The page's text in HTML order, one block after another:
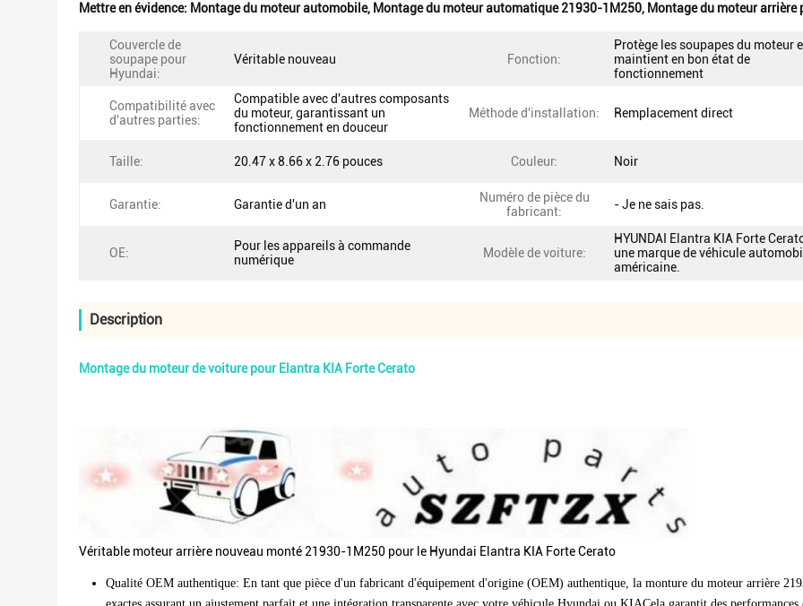
Mettre en évidence: Montage du moteur automobile, Montage du moteur automatique 21930-1M250, Montage du moteur arrière
Couvercle de
soupape pour
Hyundai:
Véritable nouveau Fonction:
Protège les soupapes du moteur
maintient en bon état de
fonctionnement
Compatibilité avec
d'autres parties:
Compatible avec d'autres composants
du moteur, garantissant un
fonctionnement en douceur
Méthode d'installation: Remplacement direct
Taille: 20.47 x 8.66 x 2.76 pouces Couleur: Noir
Garantie: Garantie d'un an
Numéro de pièce du
fabricant:
- Je ne sais pas.
OE:
Pour les appareils à commande
numérique
Modèle de voiture:
HYUNDAI Elantra KIA Forte
une marque de véhicule
américaine.
Description
Montage du moteur de voiture pour Elantra KIA Forte Cerato
Véritable moteur arrière nouveau monté 21930-1M250 pour le Hyundai Elantra KIA Forte Cerato
Qualité OEM authentique: En tant que pièce d'un fabricant d'équipement d'origine (OEM) authentique, la monture du moteur arrière